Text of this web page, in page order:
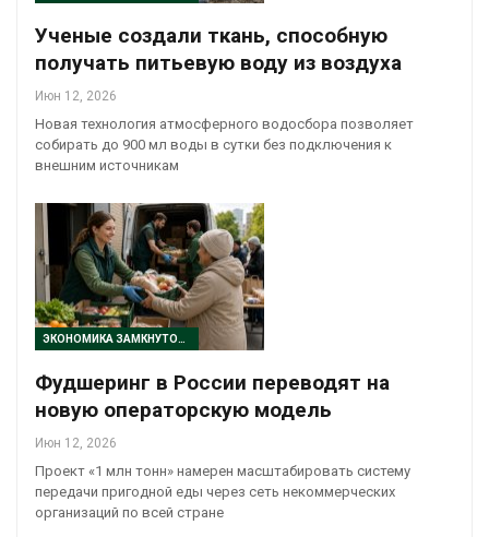
Ученые создали ткань, способную
получать питьевую воду из воздуха
Июн 12, 2026
Новая технология атмосферного водосбора позволяет
собирать до 900 мл воды в сутки без подключения к
внешним источникам
ЭКОНОМИКА ЗАМКНУТОГО ЦИКЛА
Фудшеринг в России переводят на
новую операторскую модель
Июн 12, 2026
Проект «1 млн тонн» намерен масштабировать систему
передачи пригодной еды через сеть некоммерческих
организаций по всей стране